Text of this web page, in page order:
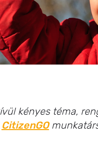
kényes téma,
CitizenGO